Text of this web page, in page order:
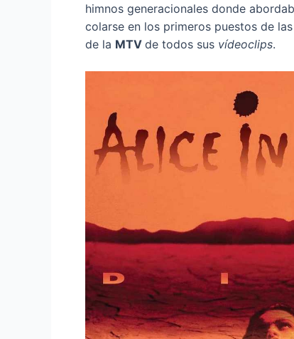
himnos generacionales donde
colarse en los primeros puestos de
de la MTV de todos sus vídeoclips.